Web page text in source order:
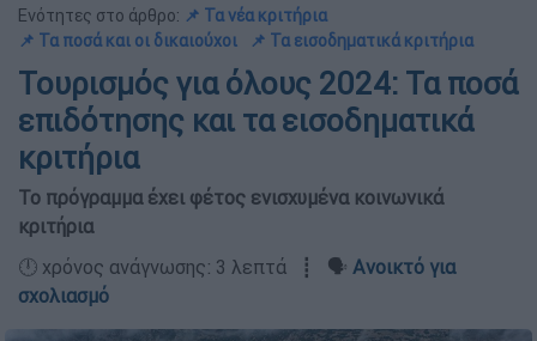
Ενότητες στο άρθρο: 📌 Τα νέα κριτήρια
📌 Τα ποσά και οι δικαιούχοι
📌 Τα εισοδηματικά κριτήρια
Τουρισμός για όλους 2024: Τα ποσά
επιδότησης και τα εισοδηματικά
κριτήρια
Το πρόγραμμα έχει φέτος ενισχυμένα κοινωνικά
κριτήρια
🕛 χρόνος ανάγνωσης: 3 λεπτά ┋ 🗣️ Ανοικτό για
σχολιασμό